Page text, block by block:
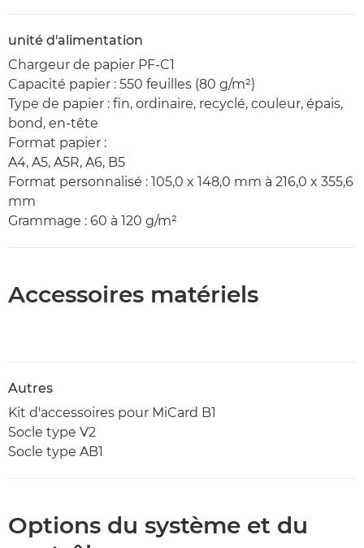
unité d'alimentation
Chargeur de papier PF-C1
Capacité papier : 550 feuilles (80 g/m²)
Type de papier : fin, ordinaire, recyclé, couleur, épais,
bond, en-tête
Format papier :
A4, A5, A5R, A6, B5
Format personnalisé : 105,0 x 148,0 mm à 216,0 x 355,6
mm
Grammage : 60 à 120 g/m²
Accessoires matériels
Autres
Kit d'accessoires pour MiCard B1
Socle type V2
Socle type AB1
Options du système et du